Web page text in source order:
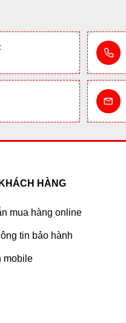
HÀNG
mua hàng online
tin bảo hành
mobile